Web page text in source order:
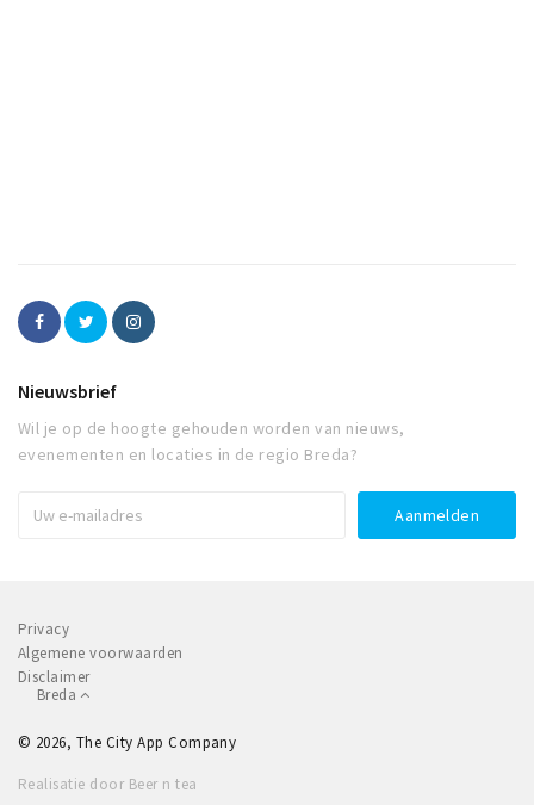
Nieuwsbrief
Wil je op de hoogte gehouden worden van nieuws,
evenementen en locaties in de regio Breda?
Privacy
Algemene voorwaarden
Disclaimer
Breda
© 2026, The City App Company
Realisatie door Beer n tea